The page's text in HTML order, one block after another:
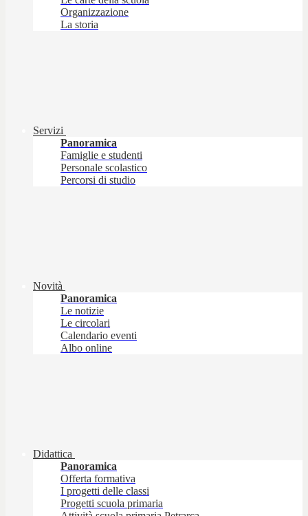
Organizzazione
La storia
Servizi
Panoramica
Famiglie e studenti
Personale scolastico
Percorsi di studio
Novità
Panoramica
Le notizie
Le circolari
Calendario eventi
Albo online
Didattica
Panoramica
Offerta formativa
I progetti delle classi
Progetti scuola primaria